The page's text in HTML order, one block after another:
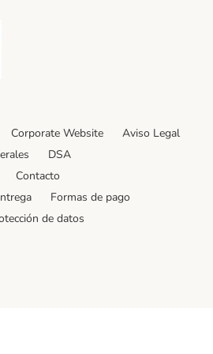
Corporate Website
Aviso Legal
DSA
Contacto
Formas de pago
de datos